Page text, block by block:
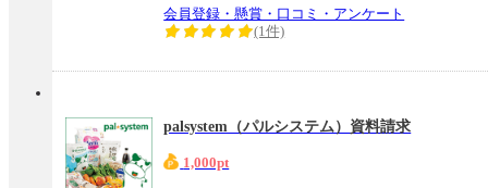
会員登録・懸賞・口コミ・アンケート
(1件)
palsystem（パルシステム）資料請求
1,000pt